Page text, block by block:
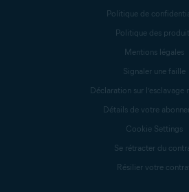
Politique de
Politique des
Mentions légales
Signaler une faille
Déclaration sur l’esclavage
Détails de votre
Cookie Settings
Se rétracter du
Résilier votre